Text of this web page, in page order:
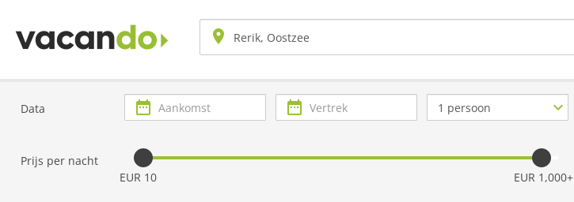
Data Aankomst Vertrek
Aantal
personen
Prijs per nacht
EUR 10
EUR 1,000+